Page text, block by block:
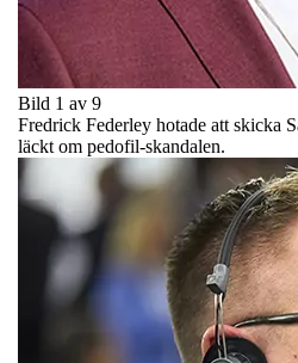
Bild 1 av 9
Fredrick Federley hotade att skicka
läckt om pedofil-skandalen.